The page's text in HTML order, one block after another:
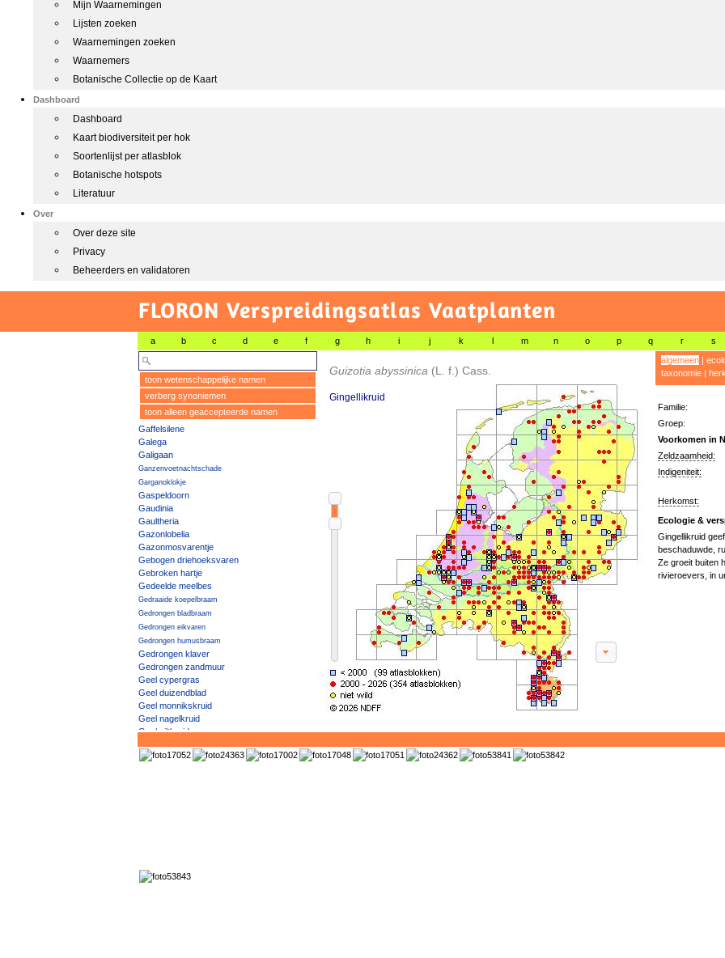
Mijn Waarnemingen
Lijsten zoeken
Waarnemingen zoeken
Waarnemers
Botanische Collectie op de Kaart
Dashboard
Dashboard
Kaart biodiversiteit per hok
Soortenlijst per atlasblok
Botanische hotspots
Literatuur
Over
Over deze site
Privacy
Beheerders en validatoren
FLORON Verspreidingsatlas Vaatplanten
a b c d e f g h i j k l m n o p q r s
toon wetenschappelijke namen
verberg synoniemen
toon alleen geaccepteerde namen
Gaffelsilene
Galega
Galigaan
Ganzenvoetnachtschade
Garganoklokje
Gaspeldoorn
Gaudinia
Gaultheria
Gazonlobelia
Gazonmosvarentje
Gebogen driehoeksvaren
Gebroken hartje
Gedeelde meelbes
Gedraaide koepelbraam
Gedrongen bladbraam
Gedrongen eikvaren
Gedrongen humusbraam
Gedrongen klaver
Gedrongen zandmuur
Geel cypergras
Geel duizendblad
Geel monnikskruid
Geel nagelkruid
Geel viltkruid
Geel vogelpootje
Geelgroene zegge × Gele zegge
Guizotia abyssinica (L. f.) Cass.
Gingellikruid
algemeen|
taxonomie|
Familie:
Groep:
Voorkomen in
Zeldzaamheid:
Indigeniteit:
Herkomst:
Ecologie &
Gingellikruid
beschaduwde,
Ze groeit buiten
rivieroevers, in